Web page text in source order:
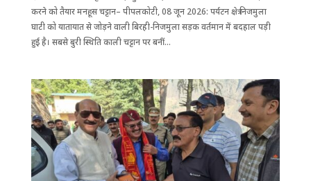
करने को तैयार मनहूस चट्टान– पीपलकोटी, 08 जून 2026: पर्यटन क्षेत्र निजमुला
घाटी को यातायात से जोड़ने वाली बिरही-निजमुला सड़क वर्तमान में बदहाल पड़ी
हुई है। सबसे बुरी ​स्थिति काली चट्टान पर बनीं...